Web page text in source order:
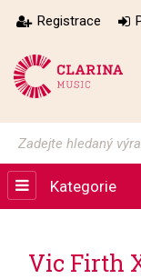
Registrace
Kategorie
Vic Firth